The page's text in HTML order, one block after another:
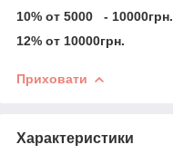
10% от 5000 - 10000грн.
12% от 10000грн.
Приховати
Характеристики